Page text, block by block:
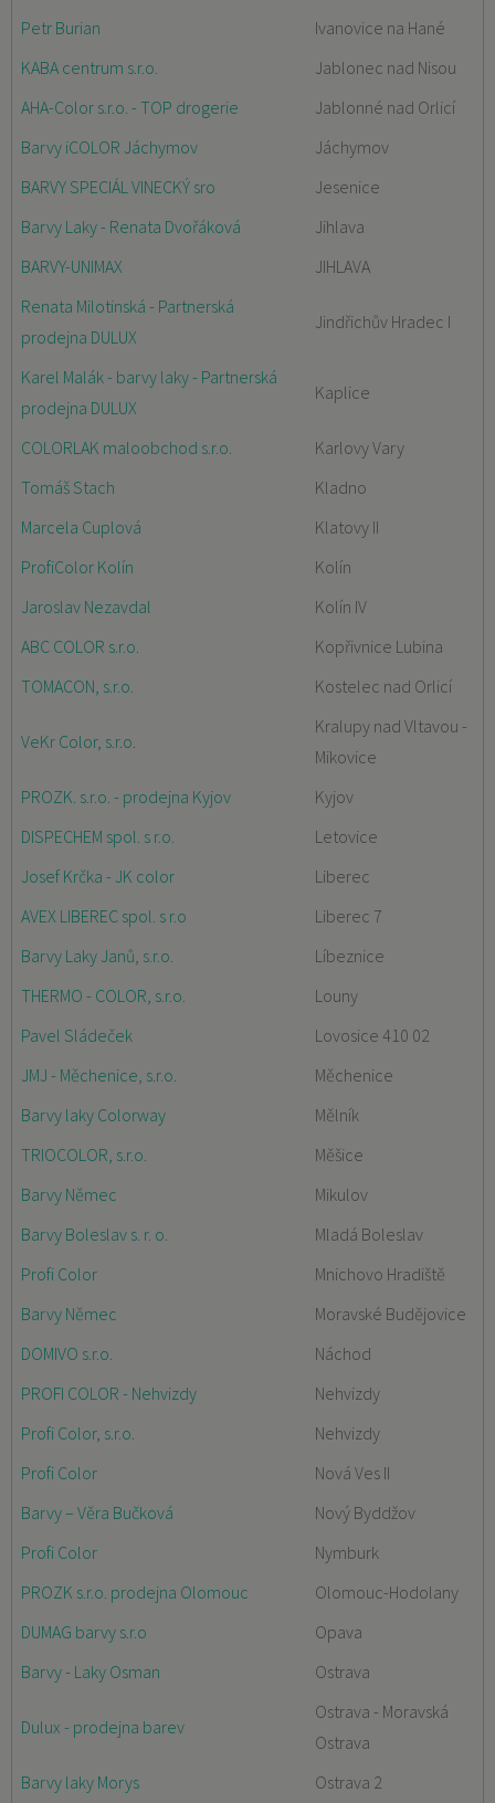
Petr Burian
Ivanovice na Hané
KABA centrum s.r.o.
Jablonec nad Nisou
AHA-Color s.r.o. - TOP drogerie
Jablonné nad Orlicí
Barvy iCOLOR Jáchymov
Jáchymov
BARVY SPECIÁL VINECKÝ sro
Jesenice
Barvy Laky - Renata Dvořáková
Jihlava
BARVY-UNIMAX
JIHLAVA
Renata Milotinská - Partnerská
prodejna DULUX
Jindřichův Hradec I
Karel Malák - barvy laky - Partnerská
prodejna DULUX
Kaplice
COLORLAK maloobchod s.r.o.
Karlovy Vary
Tomáš Stach
Kladno
Marcela Cuplová
Klatovy II
ProfiColor Kolín
Kolín
Jaroslav Nezavdal
Kolín IV
ABC COLOR s.r.o.
Kopřivnice Lubina
TOMACON, s.r.o.
Kostelec nad Orlicí
VeKr Color, s.r.o.
Kralupy nad Vltavou -
Mikovice
PROZK. s.r.o. - prodejna Kyjov
Kyjov
DISPECHEM spol. s r.o.
Letovice
Josef Krčka - JK color
Liberec
AVEX LIBEREC spol. s r.o
Liberec 7
Barvy Laky Janů, s.r.o.
Líbeznice
THERMO - COLOR, s.r.o.
Louny
Pavel Sládeček
Lovosice 410 02
JMJ - Měchenice, s.r.o.
Měchenice
Barvy laky Colorway
Mělník
TRIOCOLOR, s.r.o.
Měšice
Barvy Němec
Mikulov
Barvy Boleslav s. r. o.
Mladá Boleslav
Profi Color
Mnichovo Hradiště
Barvy Němec
Moravské Budějovice
DOMIVO s.r.o.
Náchod
PROFI COLOR - Nehvizdy
Nehvizdy
Profi Color, s.r.o.
Nehvizdy
Profi Color
Nová Ves II
Barvy – Věra Bučková
Nový Byddžov
Profi Color
Nymburk
PROZK s.r.o. prodejna Olomouc
Olomouc-Hodolany
DUMAG barvy s.r.o
Opava
Barvy - Laky Osman
Ostrava
Dulux - prodejna barev
Ostrava - Moravská
Ostrava
Barvy laky Morys
Ostrava 2